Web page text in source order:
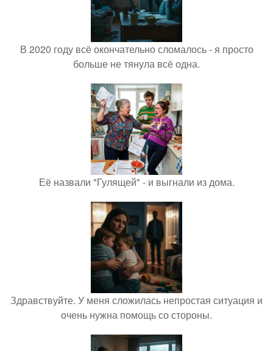
В 2020 году всё окончательно сломалось - я просто
больше не тянула всё одна.
Её назвали "Гулящей" - и выгнали из дома.
Здравствуйте. У меня сложилась непростая ситуация и
очень нужна помощь со стороны.